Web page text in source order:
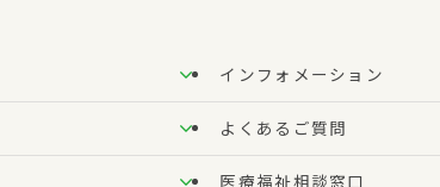
インフォメーション
よくあるご質問
医療福祉相談窓口